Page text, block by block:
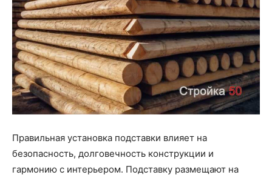
Правильная установка подставки влияет на
безопасность, долговечность конструкции и
гармонию с интерьером. Подставку размещают на